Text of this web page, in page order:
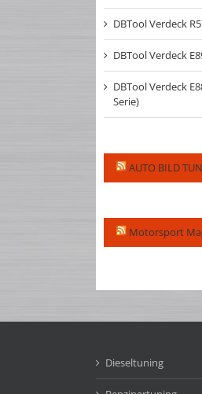
DBTool Verdeck
DBTool Verdeck
DBTool Verdeck
Serie)
AUTO BILD
Motorsport
Dieseltuning